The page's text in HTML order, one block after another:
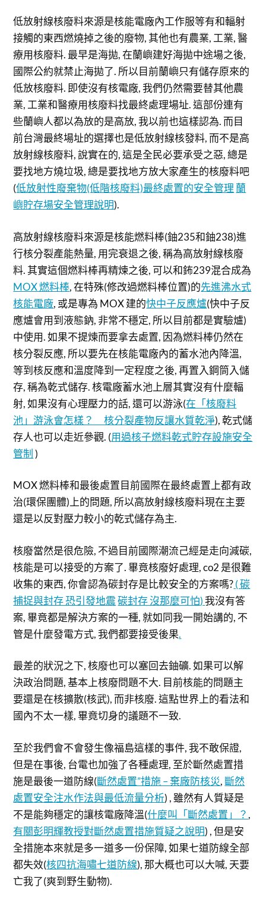
低放射線核廢料來源是核能電廠內工作服等有和輻射
接觸的東西燃燒掉之後的廢物, 其他也有農業, 工業, 醫
療用核廢料. 最早是海拋, 在蘭嶼建好海拋中途場之後,
國際公約就禁止海拋了. 所以目前蘭嶼只有儲存原來的
低放核廢料. 即使沒有核電廠, 我們仍然需要替其他農
業, 工業和醫療用核廢料找最終處理場址. 這部份連有
些蘭嶼人都以為放的是高放, 我以前也這樣認為. 而目
前台灣最終場址的選擇也是低放射線核發料, 而不是高
放射線核廢料, 說實在的, 這是全民必要承受之惡, 總是
要找地方燒垃圾, 總是要找地方放大家產生的核廢料吧
(低放射性廢棄物(低階核廢料)最終處置的安全管理 蘭
嶼貯存場安全管理說明).
高放射線核廢料來源是核能燃料棒(鈾235和鈾238)進
行核分裂產能熱量, 用完衰退之後, 稱為高放射線核廢
料. 其實這個燃料棒再精煉之後, 可以和鈽239混合成為
MOX 燃料棒, 在特殊(修改過燃料棒位置)的先進沸水式
核能電廠, 或是專為 MOX 建的快中子反應爐(快中子反
應爐會用到液態鈉, 非常不穩定, 所以目前都是實驗爐)
中使用. 如果不提煉而要拿去處置, 因為燃料棒仍然在
核分裂反應, 所以要先在核能電廠內的蓄水池內降溫,
等到核反應和溫度降到一定程度之後, 再置入鋼筒入儲
存, 稱為乾式儲存. 核電廠蓄水池上層其實沒有什麼輻
射, 如果沒有心理壓力的話, 還可以游泳(在「核廢料
池」游泳會怎樣？ 核分裂產物反讓水質乾淨), 乾式儲
存人也可以走近參觀. (用過核子燃料乾式貯存設施安全
管制)
MOX 燃料棒和最後處置目前國際在最終處置上都有政
治(環保團體)上的問題, 所以高放射線核廢料現在主要
還是以反對壓力較小的乾式儲存為主.
核廢當然是很危險, 不過目前國際潮流己經是走向減碳,
核能是可以接受的方案了. 畢竟核廢好處理, co2 是很難
收集的東西, 你會認為碳封存是比較安全的方案嗎?(碳
捕捉與封存 恐引發地震碳封存 沒那麼可怕)我沒有答
案, 畢竟都是解決方案的一種, 就如同我一開始講的, 不
管是什麼發電方式, 我們都要接受後果.
最差的狀況之下, 核廢也可以塞回去鈾礦. 如果可以解
決政治問題, 基本上核廢問題不大. 目前核能的問題主
要還是在核擴散(核武), 而非核廢. 這點世界上的看法和
國內不太一樣, 畢竟切身的議題不一致.
至於我們會不會發生像福島這樣的事件, 我不敢保證,
但是在事後, 台電也加強了各種處理, 至於斷然處置措
施是最後一道防線(斷然處置”措施 – 棄廠防核災, 斷然
處置安全注水作法與最低流量分析) , 雖然有人質疑是
不是能夠穩定的讓核電廠降溫(什麼叫「斷然處置」？ ,
有關彭明輝教授對斷然處置措施質疑之說明) , 但是安
全措施本來就是多一道多一份保障, 如果七道防線全部
都失效(核四抗海嘯七道防線), 那大概也可以大喊, 天要
亡我了(爽到野生動物).